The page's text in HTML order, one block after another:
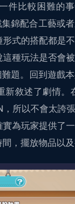
件比較困難的
錦配合工藝或
式的搭配都是
種玩法是否會
題。回到遊戲
新敘述了劇情
，所以不會太誇
為玩家提供了
，擺放物品以及